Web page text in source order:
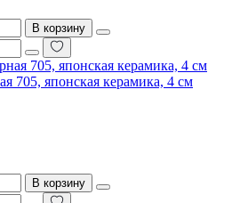
В корзину
705, японская керамика, 4 см
В корзину